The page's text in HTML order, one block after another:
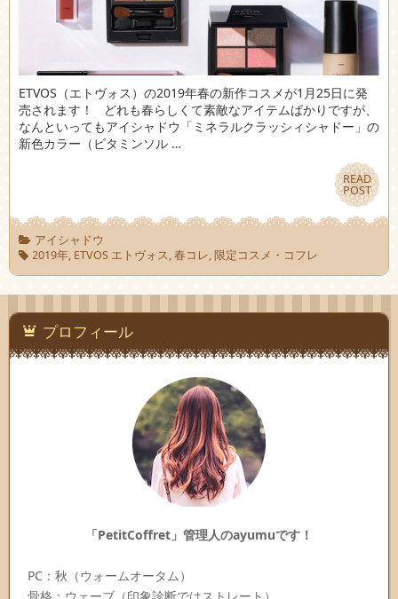
ETVOS（エトヴォス）の2019年春の新作コスメが1月25日に発
売されます！ どれも春らしくて素敵なアイテムばかりですが、
なんといってもアイシャドウ「ミネラルクラッシィシャドー」の
新色カラー（ビタミンソル …
READ
POST
READ
POST
アイシャドウ
2019年, ETVOS エトヴォス,春コレ,限定コスメ・コフレ
プロフィール
「PetitCoffret」管理人のayumuです！
PC：秋（ウォームオータム）